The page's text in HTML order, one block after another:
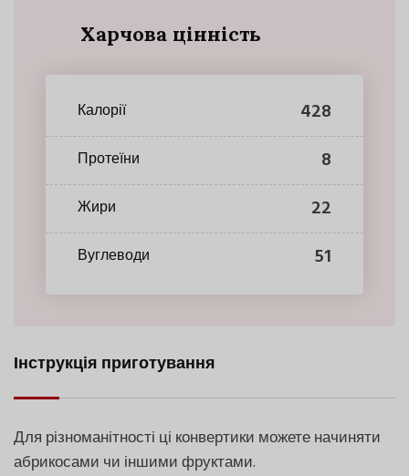
Харчова цінність
Калорії 428
Протеїни 8
Жири 22
Вуглеводи 51
Інструкція приготування
Для різноманітності ці конвертики можете начиняти
абрикосами чи іншими фруктами.